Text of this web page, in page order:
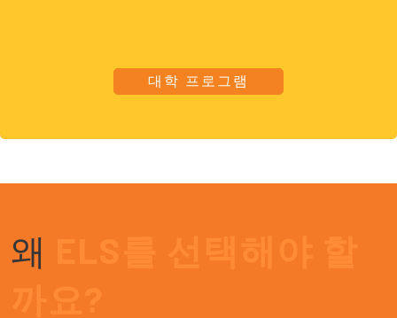
대학 프로그램
왜